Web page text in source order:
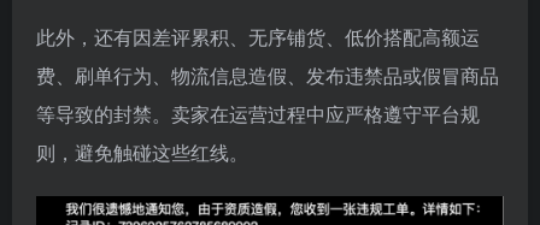
此外，还有因差评累积、无序铺货、低价搭配高额运
费、刷单行为、物流信息造假、发布违禁品或假冒商品
等导致的封禁。卖家在运营过程中应严格遵守平台规
则，避免触碰这些红线。